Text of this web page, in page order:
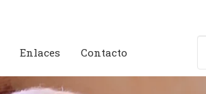
Enlaces Contacto